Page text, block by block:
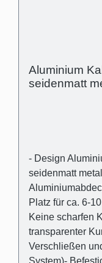
Aluminium
seidenmatt
- Design
seidenmatt
Platz für ca. 6-
Keine scharfen
transparenter
Verschließen
System)-